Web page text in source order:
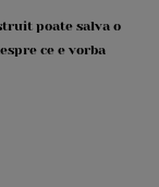
poate salva o
ce e vorba